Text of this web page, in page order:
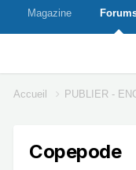
Magazine
Accueil PUBLIER -
Copepode